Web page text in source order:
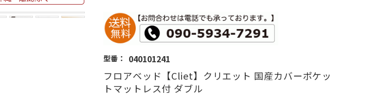
型番： 040101241
フロアベッド【Cliet】クリエット 国産カバーポケッ
トマットレス付 ダブル